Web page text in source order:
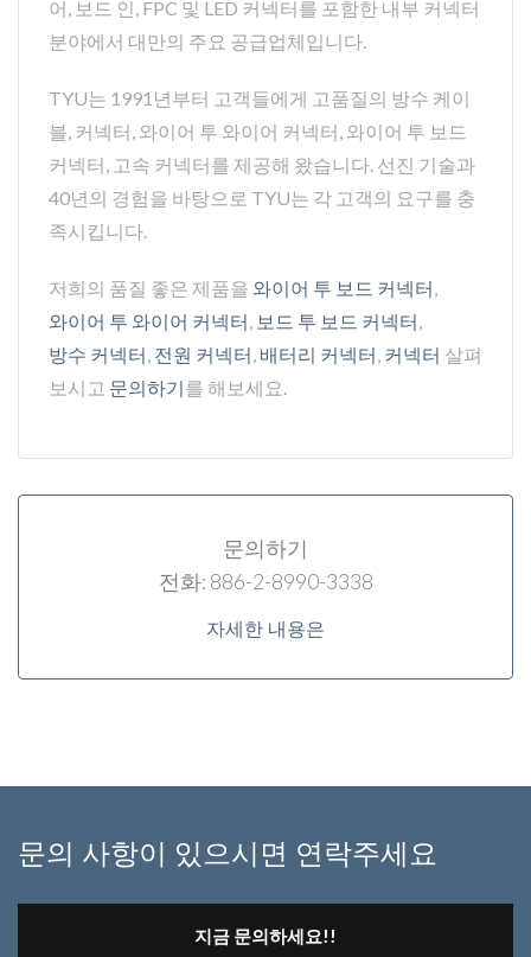
어, 보드 인, FPC 및 LED 커넥터를 포함한 내부 커넥터
분야에서 대만의 주요 공급업체입니다.
TYU는 1991년부터 고객들에게 고품질의 방수 케이
블, 커넥터, 와이어 투 와이어 커넥터, 와이어 투 보드
커넥터, 고속 커넥터를 제공해 왔습니다. 선진 기술과
40년의 경험을 바탕으로 TYU는 각 고객의 요구를 충
족시킵니다.
저희의 품질 좋은 제품을 와이어 투 보드 커넥터,
와이어 투 와이어 커넥터, 보드 투 보드 커넥터,
방수 커넥터, 전원 커넥터, 배터리 커넥터, 커넥터 살펴
보시고 문의하기를 해보세요.
문의하기
전화: 886-2-8990-3338
자세한 내용은
문의 사항이 있으시면 연락주세요
지금 문의하세요!!